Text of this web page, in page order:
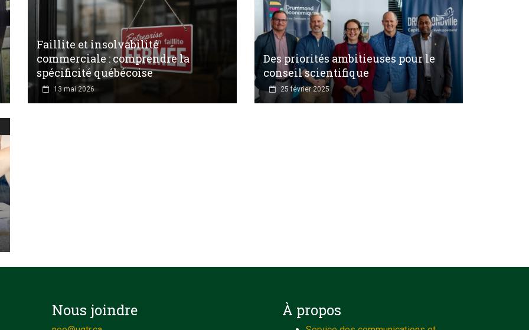
Faillite et insolvabilité
commerciale : comprendre la
spécificité québécoise
13 mai 2026
Des priorités ambitieuses pour le
conseil scientifique
25 février 2025
Nous joindre À propos